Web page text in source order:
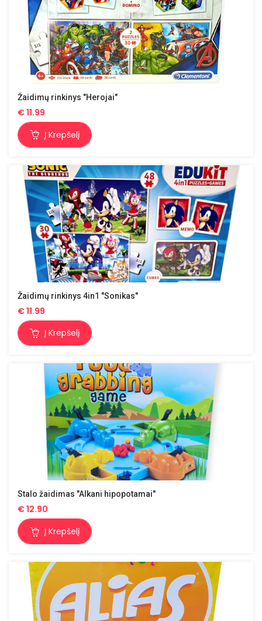
Žaidimų rinkinys "Herojai"
€11.99
Į Krepšelį
Žaidimų rinkinys 4in1 "Sonikas"
€11.99
Į Krepšelį
Stalo žaidimas "Alkani hipopotamai"
€12.90
Į Krepšelį